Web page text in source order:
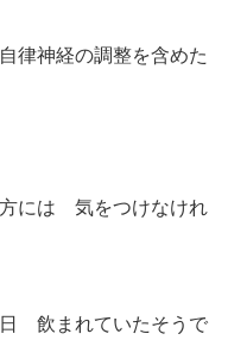
律神経の調整を含めた
方には 気をつけなけれ
飲まれていたそうで